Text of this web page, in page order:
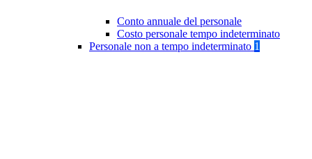
Conto annuale del personale
Costo personale tempo indeterminato
Personale non a tempo indeterminato 1